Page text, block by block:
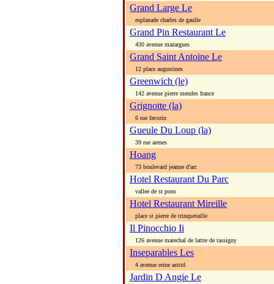
Grand Large Le
esplanade charles de gaulle
Grand Pin Restaurant Le
430 avenue mazargues
Grand Saint Antoine Le
12 place augustines
Greenwich (le)
142 avenue pierre mendes france
Grignotte (la)
6 rue favorin
Gueule Du Loup (la)
39 rue arenes
Hoang
73 boulevard jeanne d'arc
Hotel Restaurant Du Parc
vallee de st pons
Hotel Restaurant Mireille
place st pierre de trinquetaille
Il Pinocchio Ii
126 avenue marechal de lattre de tassigny
Inseparables Les
4 avenue reine astrid
Jardin D Angie Le